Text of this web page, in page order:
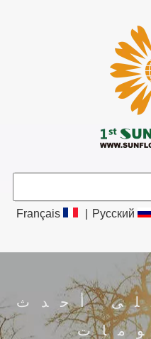
Pусский
Français
أحدث